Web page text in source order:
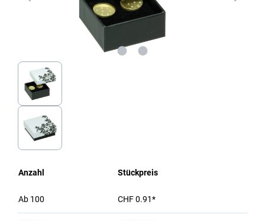
Anzahl Stückpreis
Ab 100 CHF 0.91*